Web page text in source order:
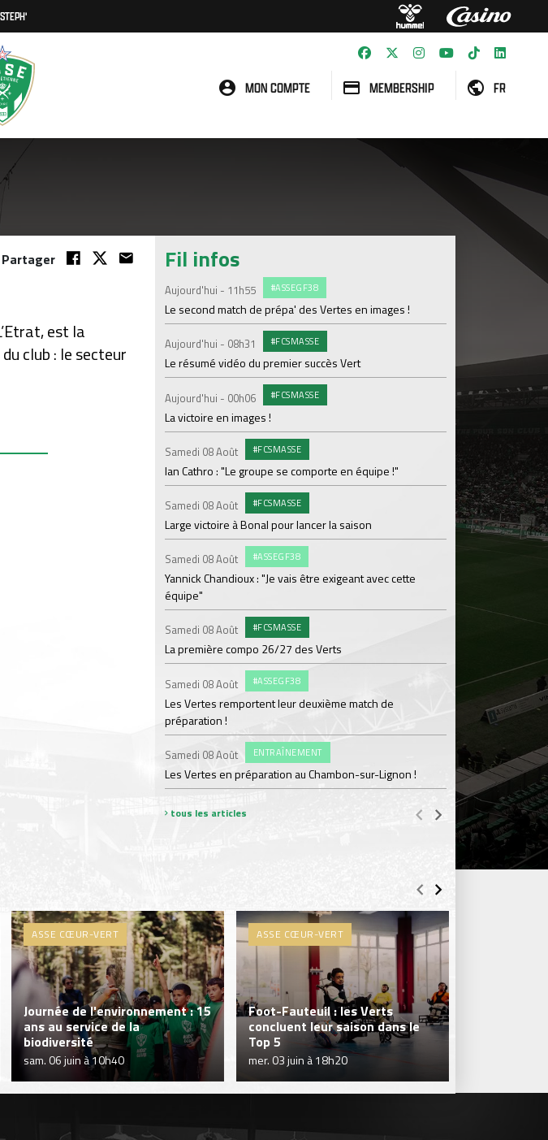
STEPH'
MON COMPTE MEMBERSHIP FR
est la
club : le secteur
Fil infos
Aujourd'hui - 11h55 #ASSEGF38
Le second match de prépa' des Vertes en images !
Aujourd'hui - 08h31 #FCSMASSE
Le résumé vidéo du premier succès Vert
Aujourd'hui - 00h06 #FCSMASSE
La victoire en images !
Samedi 08 Août #FCSMASSE
Ian Cathro : "Le groupe se comporte en équipe !"
Samedi 08 Août #FCSMASSE
Large victoire à Bonal pour lancer la saison
Samedi 08 Août #ASSEGF38
Yannick Chandioux : "Je vais être exigeant avec cette
équipe"
Samedi 08 Août #FCSMASSE
La première compo 26/27 des Verts
Samedi 08 Août #ASSEGF38
Les Vertes remportent leur deuxième match de
préparation !
Samedi 08 Août ENTRAÎNEMENT
Les Vertes en préparation au Chambon-sur-Lignon !
Dernière séance
Vendredi 07 Août
Vendredi 07 Août
Dans le Doubs,
Jeudi 06 Août
Tifenn
Jeudi 06 Août
Jeudi 06 Août
Ian Cathro :
Julien Le Cardinal :
tous les articles
ASSE CŒUR-VERT
Journée de l'environnement : 15
ans au service de la
biodiversité
sam. 06 juin à 10h40
ASSE CŒUR-VERT
Foot-Fauteuil : les Verts
concluent leur saison dans le
Top 5
mer. 03 juin à 18h20